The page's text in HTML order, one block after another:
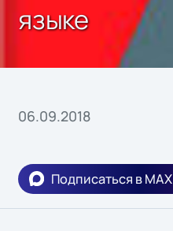
языке
06.09.2018
Подписаться в MAX